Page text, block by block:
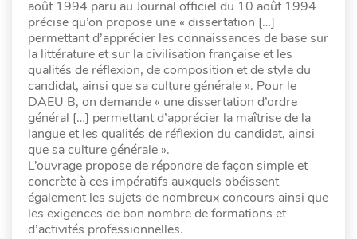
août 1994 paru au Journal officiel du 10 août 1994
précise qu’on propose une « dissertation […]
permettant d’apprécier les connaissances de base sur
la littérature et sur la civilisation française et les
qualités de réflexion, de composition et de style du
candidat, ainsi que sa culture générale ». Pour le
DAEU B, on demande « une dissertation d’ordre
général […] permettant d’apprécier la maîtrise de la
langue et les qualités de réflexion du candidat, ainsi
que sa culture générale ».
L’ouvrage propose de répondre de façon simple et
concrète à ces impératifs auxquels obéissent
également les sujets de nombreux concours ainsi que
les exigences de bon nombre de formations et
d’activités professionnelles.